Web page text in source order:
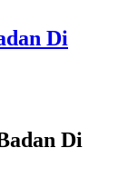
Di